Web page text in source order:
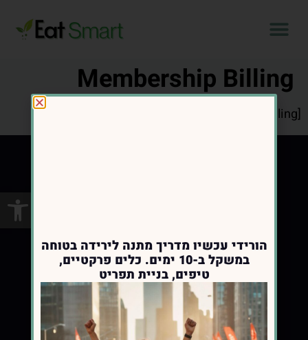
פתח
Membership Billing
[pmpro_billing]
מלווה נשים בתהליך ירידה במשקל ומעבר
לאורח חיים בריא ומאוזן ,בריאות מטבולית
ואיזון הורמונלי
הורידי עכשיו מדריך מתנה לירידה בטוחה
במשקל ב-10 ימים. כלים פרקטיים,
טיפים, בניית תפריט